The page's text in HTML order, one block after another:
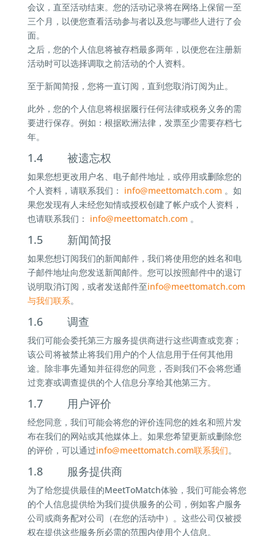
会议，直至活动结束。您的活动记录将在网络上保留一至
三个月，以便您查看活动参与者以及您与哪些人进行了会
面。
之后，您的个人信息将被存档最多两年，以便您在注册新
活动时可以选择调取之前活动的个人资料。
至于新闻简报，您将一直订阅，直到您取消订阅为止。
此外，您的个人信息将根据履行任何法律或税务义务的需
要进行保存。例如：根据欧洲法律，发票至少需要存档七
年。
1.4 被遗忘权
如果您想更改用户名、电子邮件地址，或停用或删除您的
个人资料，请联系我们： info@meettomatch.com 。如
果您发现有人未经您知情或授权创建了帐户或个人资料，
也请联系我们： info@meettomatch.com 。
1.5 新闻简报
如果您想订阅我们的新闻邮件，我们将使用您的姓名和电
子邮件地址向您发送新闻邮件。您可以按照邮件中的退订
说明取消订阅，或者发送邮件至info@meettomatch.com
与我们联系。
1.6 调查
我们可能会委托第三方服务提供商进行这些调查或竞赛；
该公司将被禁止将我们用户的个人信息用于任何其他用
途。除非事先通知并征得您的同意，否则我们不会将您通
过竞赛或调查提供的个人信息分享给其他第三方。
1.7 用户评价
经您同意，我们可能会将您的评价连同您的姓名和照片发
布在我们的网站或其他媒体上。如果您希望更新或删除您
的评价，可以通过info@meettomatch.com联系我们。
1.8 服务提供商
为了给您提供最佳的MeetToMatch体验，我们可能会将您
的个人信息提供给为我们提供服务的公司，例如客户服务
公司或商务配对公司（在您的活动中）。这些公司仅被授
权在提供这些服务所必需的范围内使用个人信息。